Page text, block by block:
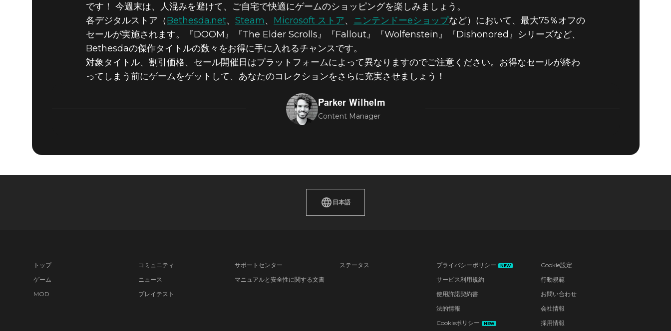
ブラック・フライデー期間中は
BETHESDAのゲームがお得に！
です！ 今週末は、人混みを避けて、ご自宅で快適にゲームのショッピングを楽しみましょう。
各デジタルストア（Bethesda.net、 Steam、 Microsoft ストア、 ニンテンドーeショップなど）において、最大75％オフの
セールが実施されます。『DOOM』『The Elder Scrolls』『Fallout』『Wolfenstein』『Dishonored』シリーズなど、
Bethesdaの傑作タイトルの数々をお得に手に入れるチャンスです。
対象タイトル、割引価格、セール開催日はプラットフォームによって異なりますのでご注意ください。お得なセールが終わ
ってしまう前にゲームをゲットして、あなたのコレクションをさらに充実させましょう！
Parker Wilhelm
Content Manager
日本語
トップ
ゲーム
MOD
コミュニティ
ニュース
プレイテスト
サポートセンター
マニュアルと安全性に関する文書
ステータス プライバシーポリシー NEW
サービス利用規約
使用許諾契約書
法的情報
Cookieポリシー
NEW
Cookie設定
行動規範
お問い合わせ
会社情報
採用情報